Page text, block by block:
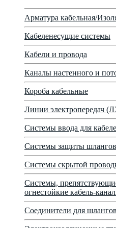
Арматура кабельная/
Кабеленесущие системы
Кабели и провода
Каналы настенного и
Короба кабельные
Линии электропередач
Системы ввода для
Системы защиты
Системы скрытой
Системы,
огнестойкие кабель-
Соединители для